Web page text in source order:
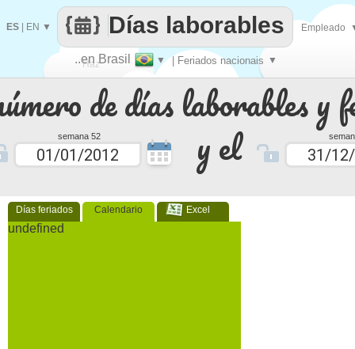
de días laborables y
semana 52 y el
Días feriados Calendario Excel
undefined
Haz
que
..en Brasil ▼ | Feriados nacionais ▼
Días laborables
ES EN ▼ Empleado